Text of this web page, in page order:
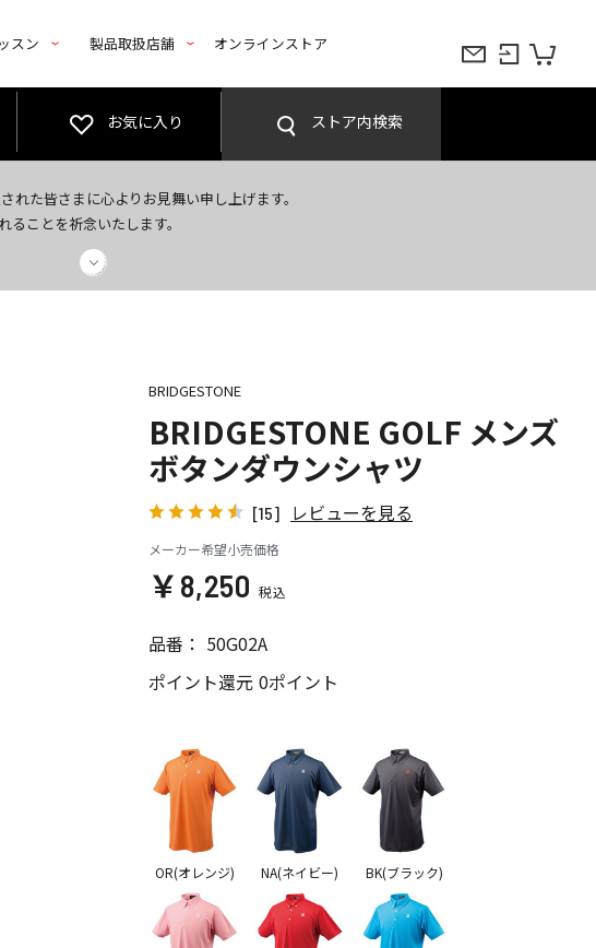
スン 製品取扱店舗 オンラインストア
お気に入り ストア内検索
た皆さまに心よりお見舞い申し上げます。
ことを祈念いたします。
ント！
BRIDGESTONE
BRIDGESTONE GOLF メンズ
ボタンダウンシャツ
[15] レビューを見る
メーカー希望小売価格
￥8,250
品番： 50G02A
ポイント還元 0ポイント
OR(オレンジ) NA(ネイビー) BK(ブラック)